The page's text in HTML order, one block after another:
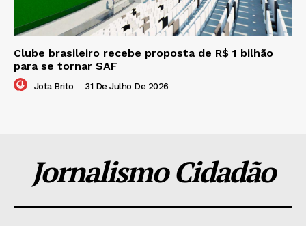
Clube brasileiro recebe proposta de R$ 1 bilhão
para se tornar SAF
Jota Brito - 31 De Julho De 2026
Jornalismo Cidadão